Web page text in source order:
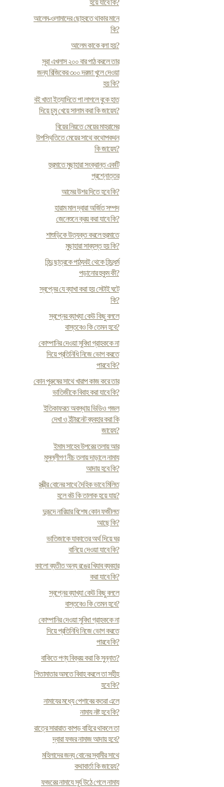
হয়ে যাবে কি?
আলেম-ওলামাদের ছোহবতে থাকার মানে
কি?
আলেম কাকে বলা হয়?
সূরা এখলাস ২০০ বার পাঠ করলে তার
জন্য রিজিকের ৩০০ দরজা খুলে দেওয়া
হয় কি?
ব‌ই খাতা ইত্যাদিতে পা লাগলে বুকে হাত
দিয়ে চুমু খেয়ে সালাম করা কি জায়েয?
বিয়ের নিয়তে মেয়ের মাহরামের
উপস্থিতিতে মেয়ের সাথে কথোপকথন
কি জায়েয?
হুরমাতে মুছাহারা সংক্রান্ত একটি
প্রশ্নোত্তর
আমের উশর দিতে হবে কি?
হারাম মাল দ্বারা অর্জিত সম্পদ
জেনেশুনে ক্রয় করা যাবে কি?
শাশুড়িকে উত্যক্ত করলে হুরমাতে
মুছাহারা সাব্যস্ত হয় কি?
হিন্দু ছাত্রকে পাঠ্যবই থেকে হিন্দুধর্ম
পড়ানোর হুকুম কী?
স্বপ্নের যে ব্যাখা করা হয় সেটাই ঘটে
কি?
স্বপ্নের ব্যাখ্যা কেউ কিছু বললে
বাস্তবেও কি তেমন হবে?
কোম্পানির দেওয়া সুবিধা গ্রাহককে না
দিয়ে প্রতিনিধি নিজে ভোগ করতে
পারবে কি?
কোন পুরুষের সাথে খারাপ কাজ করে তার
ভাতিজীকে বিবাহ করা যাবে কি?
ইতিকাফরত অবস্থায় ভিডিও গজল
দেখা ও ইন্টারনেট ব্যবহার করা কি
জায়েয?
ইমাম সাহেব উপরের তলায় আর
মুসল্লীগণ নীচ তলায় দাড়ালে নামায
আদায় হবে কি?
স্ত্রীর বোনের সাথে দৈহিক ভাবে মিলিত
হলে বউ কি তালাক হয়ে যায়?
দুরূদে নারিয়ার বিশেষ কোন ফজীলত
আছে কি?
ভাতিজাকে যাকাতের অর্থ দিয়ে ঘর
বানিয়ে দেওয়া যাবে কি?
কালো ব্যতীত অন্য রঙের খিযাব ব্যবহার
করা যাবে কি?
স্বপ্নের ব্যাখ্যা কেউ কিছু বললে
বাস্তবেও কি তেমন হবে?
কোম্পানির দেওয়া সুবিধা গ্রাহককে না
দিয়ে প্রতিনিধি নিজে ভোগ করতে
পারবে কি?
বাকিতে পণ্য বিক্রয় করা কি সুন্নাত?
পিতামাতার অমতে বিবাহ করলে তা সহীহ
হবে কি?
নামাযের মধ্যে পেশাবের কতরা এলে
নামায নষ্ট হবে কি?
রাত্রে সারারাত কাপড় বাহিরে থাকলে তা
দ্বারা ফজর নামাজ আদায় হবে?
মহিলাদের জন্য বোনের স্বামীর সাথে
কথাবার্তা কি জায়েয?
ফজরের নামাযে সূর্য উঠে গেলে নামায